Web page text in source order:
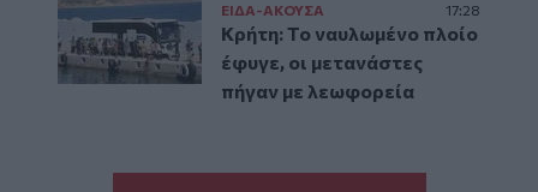
ΕΙΔΑ-ΑΚΟΥΣΑ 17:28
Κρήτη: Το ναυλωμένο πλοίο
έφυγε, οι μετανάστες
πήγαν με λεωφορεία